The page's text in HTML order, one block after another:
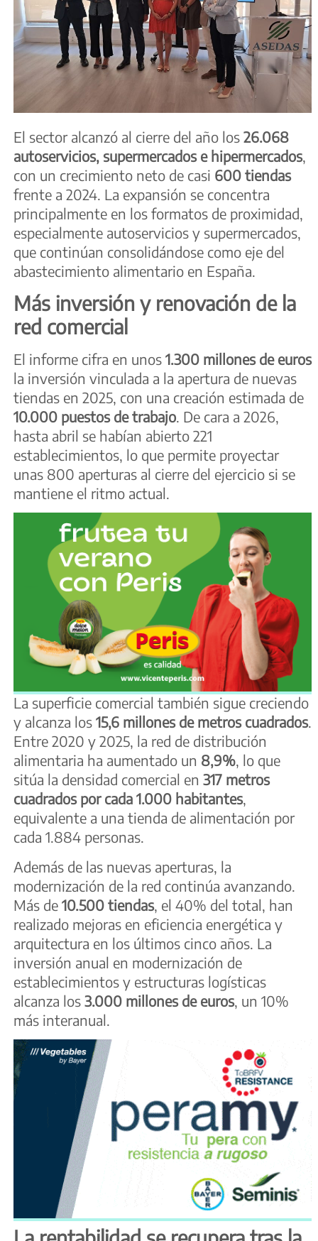
El sector alcanzó al cierre del año los 26.068
autoservicios, supermercados e hipermercados,
con un crecimiento neto de casi 600 tiendas
frente a 2024. La expansión se concentra
principalmente en los formatos de proximidad,
especialmente autoservicios y supermercados,
que continúan consolidándose como eje del
abastecimiento alimentario en España.
Más inversión y renovación de la
red comercial
El informe cifra en unos 1.300 millones de euros
la inversión vinculada a la apertura de nuevas
tiendas en 2025, con una creación estimada de
10.000 puestos de trabajo . De cara a 2026,
hasta abril se habían abierto 221
establecimientos, lo que permite proyectar
unas 800 aperturas al cierre del ejercicio si se
mantiene el ritmo actual.
La superficie comercial también sigue creciendo
y alcanza los 15,6 millones de metros cuadrados.
Entre 2020 y 2025, la red de distribución
alimentaria ha aumentado un 8,9%, lo que
sitúa la densidad comercial en 317 metros
cuadrados por cada 1.000 habitantes,
equivalente a una tienda de alimentación por
cada 1.884 personas.
Además de las nuevas aperturas, la
modernización de la red continúa avanzando.
Más de 10.500 tiendas, el 40% del total, han
realizado mejoras en eficiencia energética y
arquitectura en los últimos cinco años. La
inversión anual en modernización de
establecimientos y estructuras logísticas
alcanza los 3.000 millones de euros, un 10%
más interanual.